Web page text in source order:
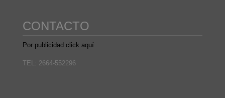
CONTACTO
Por publicidad click aquí
TEL: 2664-552296